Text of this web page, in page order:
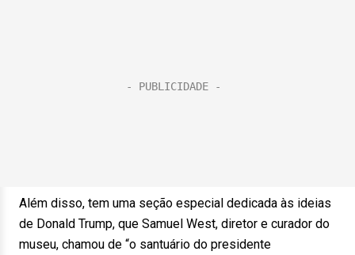
Além disso, tem uma seção especial dedicada às ideias
de Donald Trump, que Samuel West, diretor e curador do
museu, chamou de “o santuário do presidente